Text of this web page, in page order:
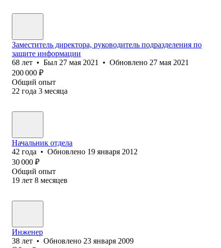
Заместитель директора, руководитель подразделения по
защите информации
68 лет • Был 27 мая 2021 • Обновлено 27 мая 2021
200 000 ₽
Общий опыт
22 года 3 месяца
Начальник отдела
42 года • Обновлено 19 января 2012
30 000 ₽
Общий опыт
19 лет 8 месяцев
Инженер
38 лет • Обновлено 23 января 2009